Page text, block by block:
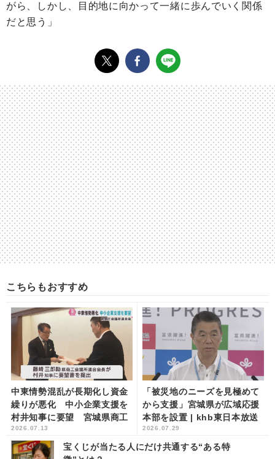
がら、しかし、目的地に向かって一緒に歩んでいく関係
だと思う」
こちらもおすすめ
中東情勢混乱が長期化し資金
繰りが悪化 中小企業支援を
村井知事に要望 宮城県商工
会議所連合会 | khb東日本
放送
2026.07.13
「被災地のニーズを見極めて
から支援」宮城県が広域応援
本部を設置 | khb東日本放送
2026.07.29
宝くじが当たる人にだけ共通する“ある特